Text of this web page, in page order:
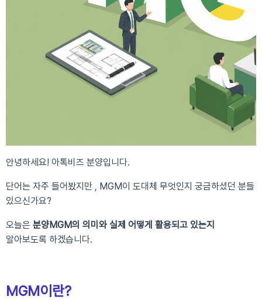
안녕하세요! 아톡비즈 분양입니다.
단어는 자주 들어봤지만 , MGM이 도대체 무엇인지 궁금하셨던 분들
있으신가요?
오늘은 분양MGM의 의미와 실제 어떻게 활용되고 있는지
알아보도록 하겠습니다.
MGM이란?